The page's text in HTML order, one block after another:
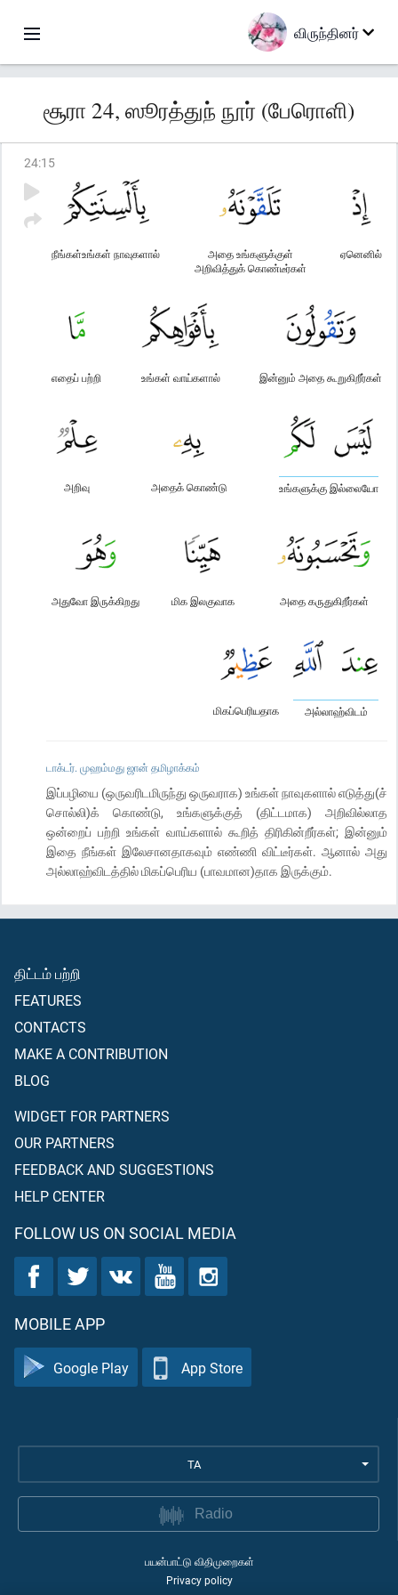
விருந்தினர்
சூரா 24, ஸூரத்துந் நூர் (பேரொளி)
24:15
ஏனெனில்
அதை உங்களுக்குள்
அறிவித்துக் கொண்டீர்கள்
நீங்கள்உங்கள் நாவுகளால்
இன்னும் அதை கூறுகிறீர்கள்
உங்கள் வாய்களால்
எதைப் பற்றி
உங்களுக்கு இல்லையோ
அதைக் கொண்டு
அறிவு
அதை கருதுகிறீர்கள்
மிக இலகுவாக
அதுவோ இருக்கிறது
அல்லாஹ்விடம்
மிகப்பெரியதாக
டாக்டர். முஹம்மது ஜான் தமிழாக்கம்
இப்பழியை (ஒருவரிடமிருந்து ஒருவராக) உங்கள் நாவுகளால் எடுத்து(ச்
சொல்லி)க் கொண்டு, உங்களுக்குத் (திட்டமாக) அறிவில்லாத
ஒன்றைப் பற்றி உங்கள் வாய்களால் கூறித் திரிகின்றீர்கள்; இன்னும்
இதை நீங்கள் இலேசானதாகவும் எண்ணி விட்டீர்கள். ஆனால் அது
அல்லாஹ்விடத்தில் மிகப்பெரிய (பாவமான)தாக இருக்கும்.
திட்டம் பற்றி
FEATURES
CONTACTS
MAKE A CONTRIBUTION
BLOG
WIDGET FOR PARTNERS
OUR PARTNERS
FEEDBACK AND SUGGESTIONS
HELP CENTER
FOLLOW US ON SOCIAL MEDIA
MOBILE APP
Google Play App Store
TA
Radio
பயன்பாட்டு விதிமுறைகள்
Privacy policy